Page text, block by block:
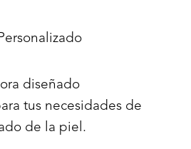
diseñado
tus necesidades de
de la piel.